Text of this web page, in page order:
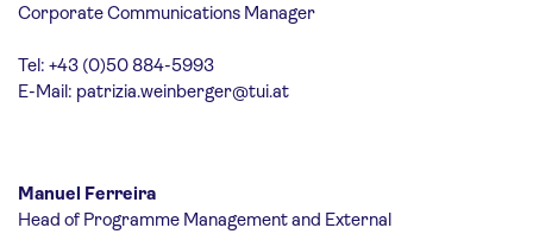
Corporate Communications Manager
Tel: +43 (0)50 884-5993
E-Mail: patrizia.weinberger@tui.at
Manuel Ferreira
Head of Programme Management and External